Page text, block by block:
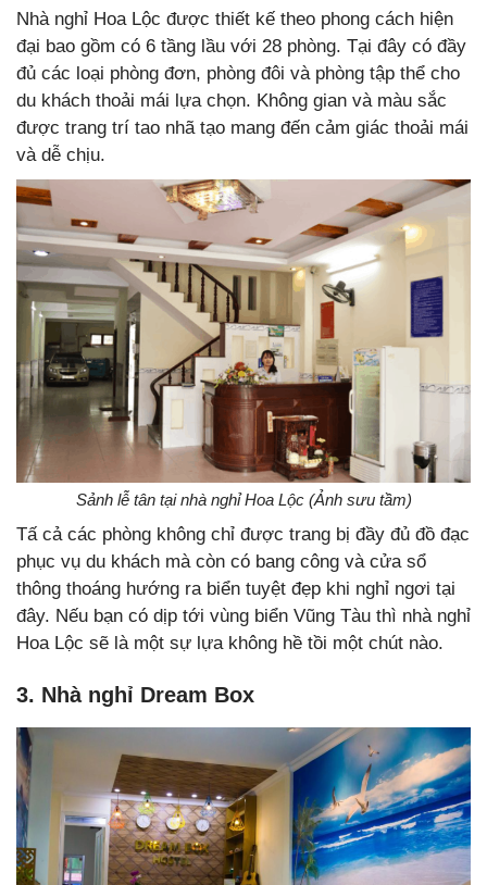
Nhà nghỉ Hoa Lộc được thiết kế theo phong cách hiện
đại bao gồm có 6 tầng lầu với 28 phòng. Tại đây có đầy
đủ các loại phòng đơn, phòng đôi và phòng tập thể cho
du khách thoải mái lựa chọn. Không gian và màu sắc
được trang trí tao nhã tạo mang đến cảm giác thoải mái
và dễ chịu.
Sảnh lễ tân tại nhà nghỉ Hoa Lộc (Ảnh sưu tầm)
Tấ cả các phòng không chỉ được trang bị đầy đủ đồ đạc
phục vụ du khách mà còn có bang công và cửa sổ
thông thoáng hướng ra biển tuyệt đẹp khi nghỉ ngơi tại
đây. Nếu bạn có dịp tới vùng biển Vũng Tàu thì nhà nghỉ
Hoa Lộc sẽ là một sự lựa không hề tồi một chút nào.
3. Nhà nghỉ Dream Box